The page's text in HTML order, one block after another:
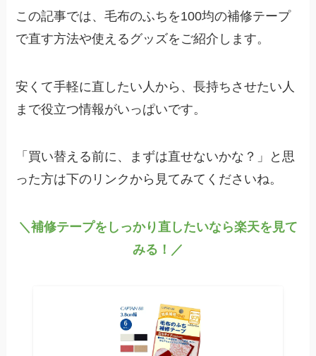
この記事では、毛布のふちを100均の補修テープ
で直す方法や使えるグッズをご紹介します。
安くて手軽に直したい人から、長持ちさせたい人
まで役立つ情報がいっぱいです。
「買い替える前に、まずは直せないかな？」と思
った方は下のリンクから見てみてくださいね。
＼補修テープをしっかり直したいなら楽天を見て
みる！／